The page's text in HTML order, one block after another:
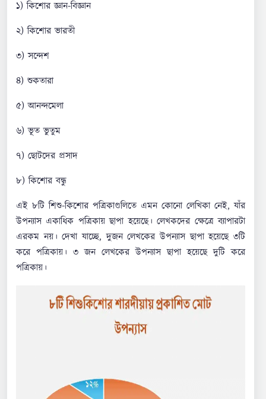
১) কিশোর জ্ঞান-বিজ্ঞান
২) কিশোর ভারতী
৩) সন্দেশ
৪) শুকতারা
৫) আনন্দমেলা
৬) ভূত ভুতুম
৭) ছোটদের প্রসাদ
৮) কিশোর বন্ধু
এই ৮টি শিশু-কিশোর পত্রিকাগুলিতে এমন কোনো লেখিকা নেই, যাঁর
উপন্যাস একাধিক পত্রিকায় ছাপা হয়েছে। লেখকদের ক্ষেত্রে ব্যাপারটা
এরকম নয়। দেখা যাচ্ছে, দুজন লেখকের উপন্যাস ছাপা হয়েছে ৩টি
করে পত্রিকায়। ৩ জন লেখকের উপন্যাস ছাপা হয়েছে দুটি করে
পত্রিকায়।